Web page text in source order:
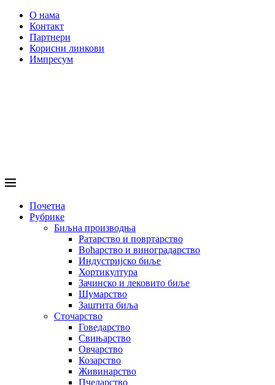
О нама
Контакт
Партнери
Корисни линкови
Импресум
Почетна
Рубрике
Биљна производња
Ратарство и повртарство
Воћарство и виноградарство
Индустријско биље
Хортикултура
Зачинско и лековито биље
Шумарство
Заштита биља
Сточарство
Говедарство
Свињарство
Овчарство
Козарство
Живинарство
Пчеларство